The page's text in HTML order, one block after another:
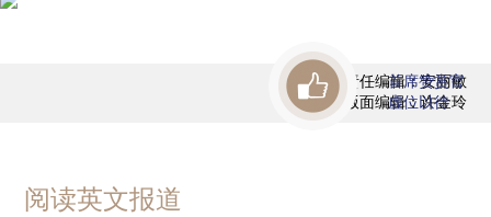
责任编辑：安丽敏
版面编辑：许金玲
首席赞赏官
虚位以待
阅读英文报道